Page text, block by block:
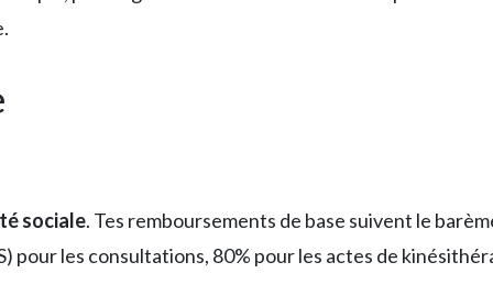
sociale. Tes remboursements de base suivent le
pour les consultations, 80% pour les actes de